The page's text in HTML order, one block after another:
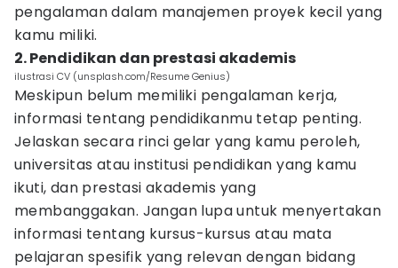
pengalaman dalam manajemen proyek kecil yang
kamu miliki.
2. Pendidikan dan prestasi akademis
ilustrasi CV (unsplash.com/Resume Genius)
Meskipun belum memiliki pengalaman kerja,
informasi tentang pendidikanmu tetap penting.
Jelaskan secara rinci gelar yang kamu peroleh,
universitas atau institusi pendidikan yang kamu
ikuti, dan prestasi akademis yang
membanggakan. Jangan lupa untuk menyertakan
informasi tentang kursus-kursus atau mata
pelajaran spesifik yang relevan dengan bidang